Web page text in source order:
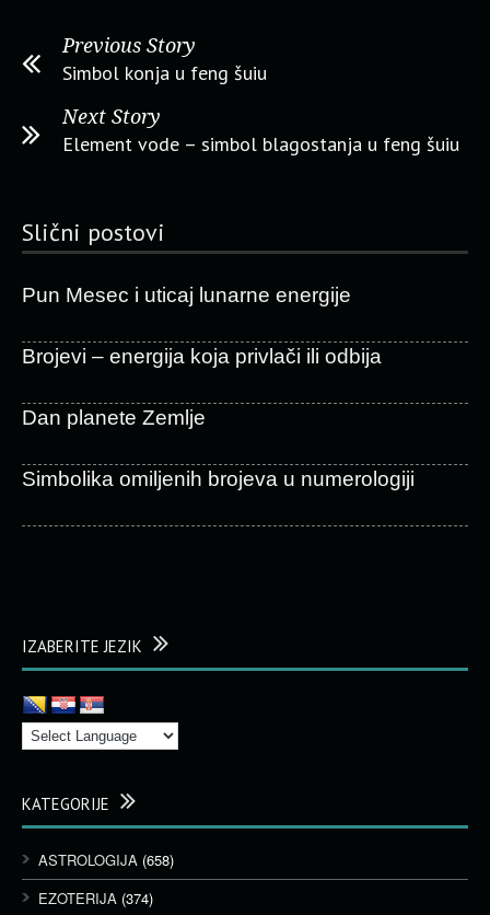
Previous Story
Simbol konja u feng šuiu
Next Story
Element vode – simbol blagostanja u feng šuiu
Slični postovi
Pun Mesec i uticaj lunarne energije
Brojevi – energija koja privlači ili odbija
Dan planete Zemlje
Simbolika omiljenih brojeva u numerologiji
IZABERITE JEZIK
KATEGORIJE
ASTROLOGIJA (658)
EZOTERIJA (374)